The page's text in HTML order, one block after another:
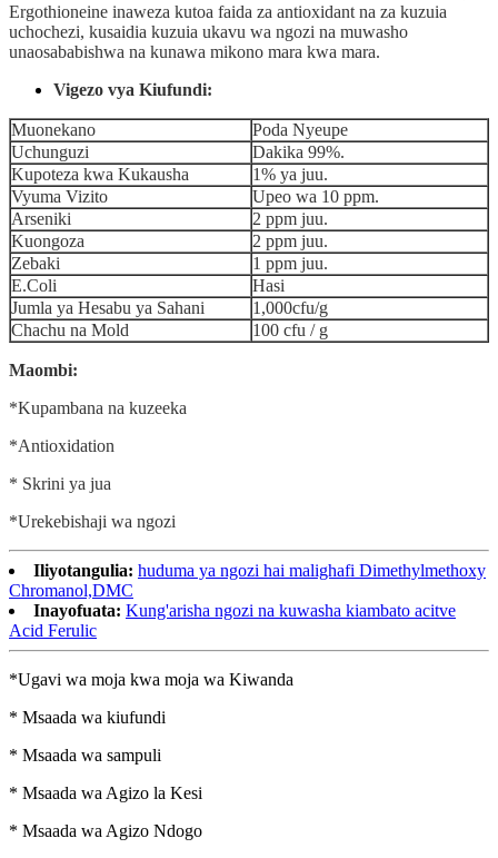
Ergothioneine inaweza kutoa faida za antioxidant na za kuzuia
uchochezi, kusaidia kuzuia ukavu wa ngozi na muwasho
unaosababishwa na kunawa mikono mara kwa mara.
Vigezo vya Kiufundi:
Muonekano
Poda Nyeupe
Uchunguzi
Dakika 99%.
Kupoteza kwa Kukausha
1% ya juu.
Vyuma Vizito
Upeo wa 10 ppm.
Arseniki
2 ppm juu.
Kuongoza
2 ppm juu.
Zebaki
1 ppm juu.
E.Coli
Hasi
Jumla ya Hesabu ya Sahani
1,000cfu/g
Chachu na Mold
100 cfu / g
Maombi:
*Kupambana na kuzeeka
*Antioxidation
* Skrini ya jua
*Urekebishaji wa ngozi
Iliyotangulia: huduma ya ngozi hai malighafi Dimethylmethoxy
Chromanol,DMC
Inayofuata: Kung'arisha ngozi na kuwasha kiambato acitve
Acid Ferulic
*Ugavi wa moja kwa moja wa Kiwanda
* Msaada wa kiufundi
* Msaada wa sampuli
* Msaada wa Agizo la Kesi
* Msaada wa Agizo Ndogo